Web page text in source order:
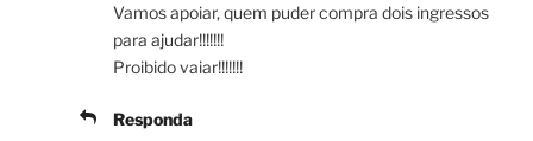
Vamos apoiar, quem puder compra dois ingressos
para ajudar!!!!!!!
Proibido vaiar!!!!!!!
Responda